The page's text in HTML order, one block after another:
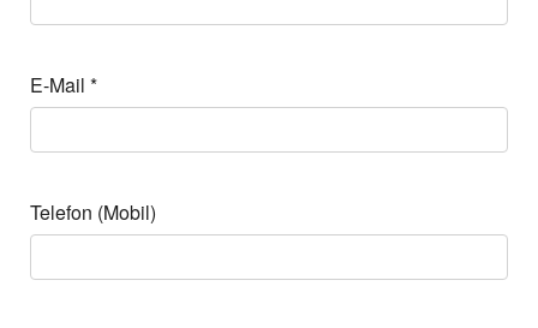
E-Mail *
Telefon (Mobil)